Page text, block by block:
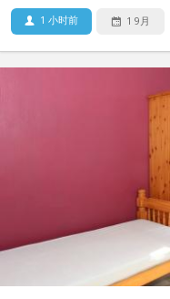
1 小时前 1 9月
Envie d' une
chouette pour ceux
sentir seuls. Kots
occupée uniquement
une